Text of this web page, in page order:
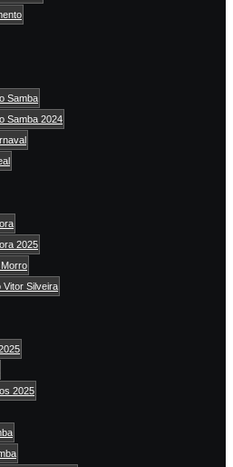
Samba
Samba 2024
2025
Vitor Silveira
2025